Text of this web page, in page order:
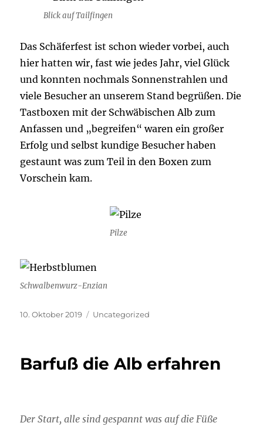
Blick auf Tailfingen
Das Schäferfest ist schon wieder vorbei, auch
hier hatten wir, fast wie jedes Jahr, viel Glück
und konnten nochmals Sonnenstrahlen und
viele Besucher an unserem Stand begrüßen. Die
Tastboxen mit der Schwäbischen Alb zum
Anfassen und „begreifen“ waren ein großer
Erfolg und selbst kundige Besucher haben
gestaunt was zum Teil in den Boxen zum
Vorschein kam.
Pilze
Schwalbenwurz-Enzian
Veröffentlicht
10. Oktober 2019 Kategorien
Uncategorized
Barfuß die Alb erfahren
Der Start, alle sind gespannt was auf die Füße